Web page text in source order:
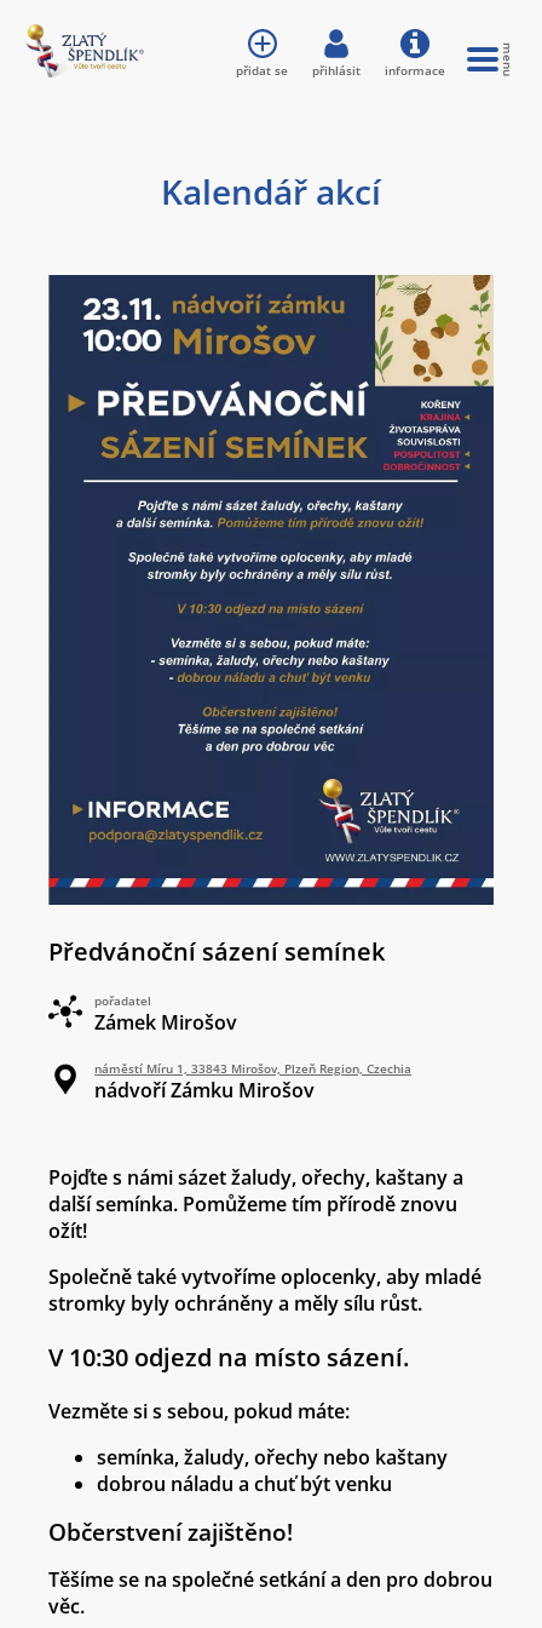
Kalendář akcí
Předvánoční sázení semínek
pořadatel
Zámek Mirošov
náměstí Míru 1, 33843 Mirošov, Plzeň Region, Czechia
nádvoří Zámku Mirošov
Pojďte s námi sázet žaludy, ořechy, kaštany a
další semínka. Pomůžeme tím přírodě znovu
ožít!
Společně také vytvoříme oplocenky, aby mladé
stromky byly ochráněny a měly sílu růst.
V 10:30 odjezd na místo sázení.
Vezměte si s sebou, pokud máte:
semínka, žaludy, ořechy nebo kaštany
dobrou náladu a chuť být venku
Občerstvení zajištěno!
Těšíme se na společné setkání a den pro dobrou
věc.
přidat se přihlásit informace